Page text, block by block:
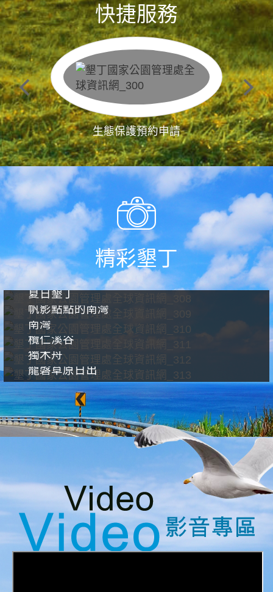
快捷服務
生態保護預約申請
精彩墾丁
夏日墾丁
帆影點點的南灣
南灣
欖仁溪谷
獨木舟
龍磐草原日出